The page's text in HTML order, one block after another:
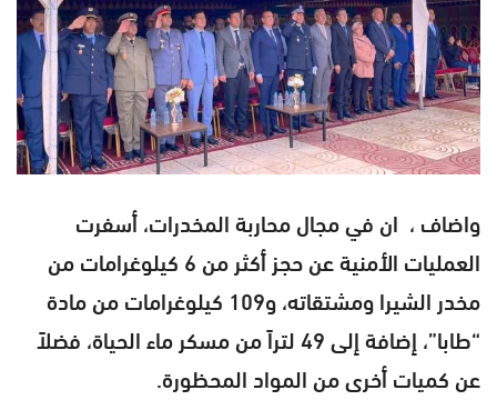
واضاف ، ان في مجال محاربة المخدرات، أسفرت
العمليات الأمنية عن حجز أكثر من 6 كيلوغرامات من
مخدر الشيرا ومشتقاته، و109 كيلوغرامات من مادة
“طابا”، إضافة إلى 49 لتراً من مسكر ماء الحياة، فضلاً
عن كميات أخرى من المواد المحظورة.